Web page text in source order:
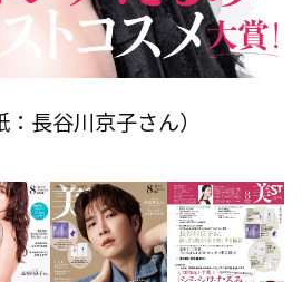
長谷川京子さん）